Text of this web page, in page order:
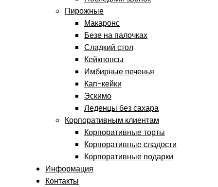
Пирожные
Макаронс
Безе на палочках
Сладкий стол
Кейкпопсы
Имбирные печенья
Кап-кейки
Эскимо
Леденцы без сахара
Корпоративным клиентам
Корпоративные торты
Корпоративные сладости
Корпоративные подарки
Информация
Контакты